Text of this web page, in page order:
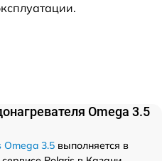
Omega 3.5
Omega 3.5 выполняется в